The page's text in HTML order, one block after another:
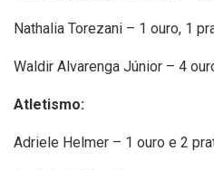
Nathalia Torezani – 1 ouro, 1
Waldir Alvarenga Júnior – 4
Atletismo:
Adriele Helmer – 1 ouro e 2